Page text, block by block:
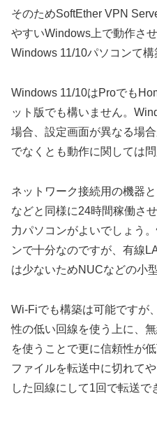
そのためSoftEther VPN
やすいWindows上で動作さ
Windows 11/10パソコンて構
Windows 11/10はProでも
ット版でも構いません。
場合、設定画面が異なる場
でなくとも動作に関しては問
ネットワーク接続用の機器
などと同様に24時間稼働さ
力パソコンがよいでしょう
ンで十分なのですが、有線
は少ないためNUCなどの小
Wi-Fiでも構築は可能ですが
性の低い回線を使う上に、
を使うことで更に信頼性が
ファイルを転送中に切れて
した回線にして1回で転送で